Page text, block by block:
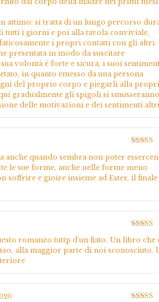
attimo: si tratta di un lungo percorso
tutti i giorni e poi alla tavola conviviale,
i propri contatti con gli altri.
presentata in modo da suscitare
volontà è forte e sicura, i suoi
in quanto emesso da una persona
del proprio corpo e piegarli alla
gradualmente gli spigoli si
delle motivazioni e dei sentimenti
5
quando sembra non poter
le sue forme, anche nelle forme meno
soffrire e gioire insieme ad Ester, il finale
Valutato
5
romanzo tuttp d’un fiato. Un libro che
alla maggior parte di noi sconosciuto.